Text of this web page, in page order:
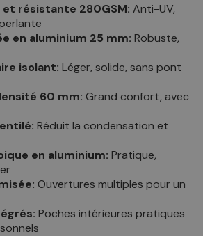
résistante 280GSM: Anti-UV,
en aluminium 25 mm: Robuste,
isolant: Léger, solide, sans pont
60 mm: Grand confort, avec
Réduit la condensation et
en aluminium: Pratique,
Ouvertures multiples pour un
Poches intérieures pratiques